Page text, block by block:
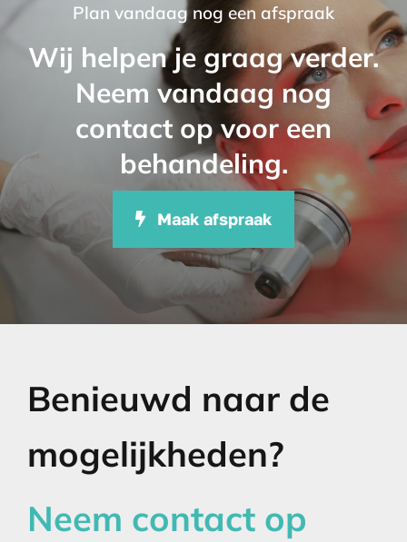
Plan vandaag nog een afspraak
Wij helpen je graag verder.
Neem vandaag nog
contact op voor een
behandeling.
Maak afspraak
Benieuwd naar de
mogelijkheden?
Neem contact op